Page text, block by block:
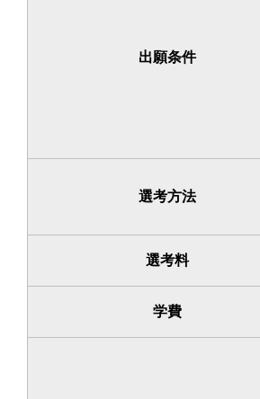
出願条件
選考方法
選考料
学費